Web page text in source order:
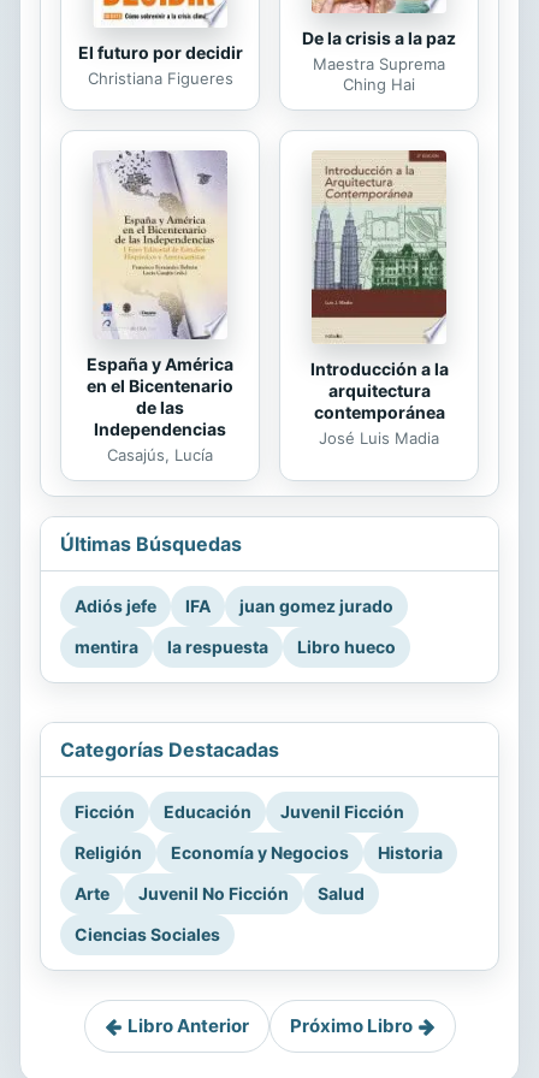
El futuro por decidir
Christiana Figueres
De la crisis a la paz
Maestra Suprema
Ching Hai
España y América
en el Bicentenario
de las
Independencias
Casajús, Lucía
Introducción a la
arquitectura
contemporánea
José Luis Madia
Últimas Búsquedas
Adiós jefe IFA
juan gomez jurado
mentira
la respuesta Libro hueco
Categorías Destacadas
Ficción Educación
Juvenil Ficción
Religión
Economía y Negocios
Historia
Arte
Juvenil No Ficción
Salud
Ciencias Sociales
Libro Anterior Próximo Libro